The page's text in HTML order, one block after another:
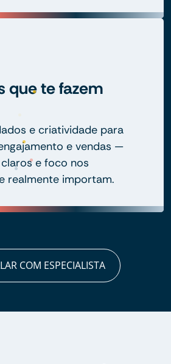
que te fazem
e criatividade para
e vendas —
e foco nos
realmente importam.
COM ESPECIALISTA